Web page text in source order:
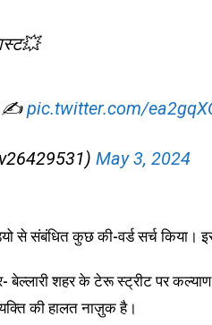
✍️pic.twitter.com/
May 3, 2024
से संबंधित कुछ की-वर्ड सर्च किया।
बेल्लारी शहर के टेरू स्ट्रीट पर
की हालत नाज़ुक है।